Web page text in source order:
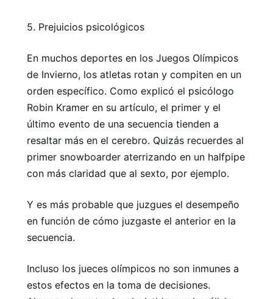
5. Prejuicios psicológicos
En muchos deportes en los Juegos Olímpicos
de Invierno, los atletas rotan y compiten en un
orden específico. Como explicó el psicólogo
Robin Kramer en su artículo, el primer y el
último evento de una secuencia tienden a
resaltar más en el cerebro. Quizás recuerdes al
primer snowboarder aterrizando en un halfpipe
con más claridad que al sexto, por ejemplo.
Y es más probable que juzgues el desempeño
en función de cómo juzgaste el anterior en la
secuencia.
Incluso los jueces olímpicos no son inmunes a
estos efectos en la toma de decisiones.